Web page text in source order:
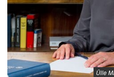
Ülle